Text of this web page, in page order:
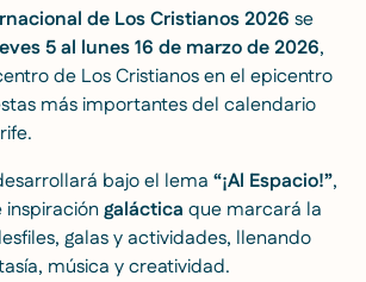
de Los Cristianos 2026 se
5 al lunes 16 de marzo de 2026,
de Los Cristianos en el epicentro
más importantes del calendario
bajo el lema “¡Al Espacio!”,
galáctica que marcará la
galas y actividades, llenando
música y creatividad.